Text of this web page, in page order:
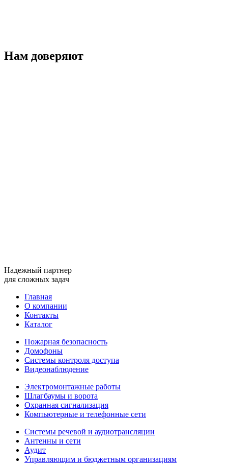
Нам доверяют
Надежный партнер
для сложных задач
Главная
О компании
Контакты
Каталог
Пожарная безопасность
Домофоны
Системы контроля доступа
Видеонаблюдение
Электромонтажные работы
Шлагбаумы и ворота
Охранная сигнализация
Компьютерные и телефонные сети
Системы речевой и аудиотрансляции
Антенны и сети
Аудит
Управляющим и бюджетным организациям